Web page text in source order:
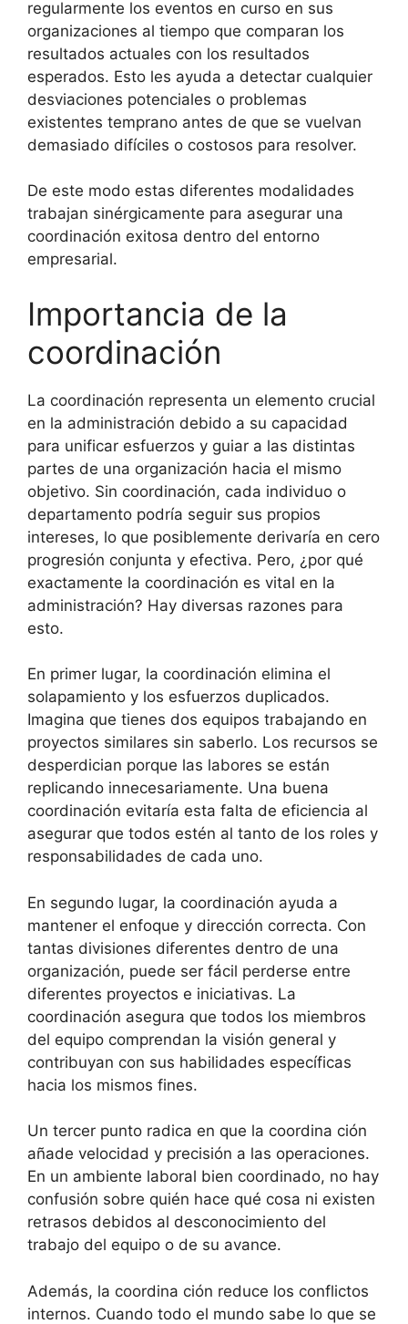
regularmente los eventos en curso en sus
organizaciones al tiempo que comparan los
resultados actuales con los resultados
esperados. Esto les ayuda a detectar cualquier
desviaciones potenciales o problemas
existentes temprano antes de que se vuelvan
demasiado difíciles o costosos para resolver.
De este modo estas diferentes modalidades
trabajan sinérgicamente para asegurar una
coordinación exitosa dentro del entorno
empresarial.
Importancia de la
coordinación
La coordinación representa un elemento crucial
en la administración debido a su capacidad
para unificar esfuerzos y guiar a las distintas
partes de una organización hacia el mismo
objetivo. Sin coordinación, cada individuo o
departamento podría seguir sus propios
intereses, lo que posiblemente derivaría en cero
progresión conjunta y efectiva. Pero, ¿por qué
exactamente la coordinación es vital en la
administración? Hay diversas razones para
esto.
En primer lugar, la coordinación elimina el
solapamiento y los esfuerzos duplicados.
Imagina que tienes dos equipos trabajando en
proyectos similares sin saberlo. Los recursos se
desperdician porque las labores se están
replicando innecesariamente. Una buena
coordinación evitaría esta falta de eficiencia al
asegurar que todos estén al tanto de los roles y
responsabilidades de cada uno.
En segundo lugar, la coordinación ayuda a
mantener el enfoque y dirección correcta. Con
tantas divisiones diferentes dentro de una
organización, puede ser fácil perderse entre
diferentes proyectos e iniciativas. La
coordinación asegura que todos los miembros
del equipo comprendan la visión general y
contribuyan con sus habilidades específicas
hacia los mismos fines.
Un tercer punto radica en que la coordina ción
añade velocidad y precisión a las operaciones.
En un ambiente laboral bien coordinado, no hay
confusión sobre quién hace qué cosa ni existen
retrasos debidos al desconocimiento del
trabajo del equipo o de su avance.
Además, la coordina ción reduce los conflictos
internos. Cuando todo el mundo sabe lo que se